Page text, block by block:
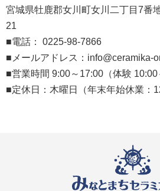
宮城県牡鹿郡女川町女川二丁目7番
21
■電話： 0225-98-7866
■メールアドレス：info@ceramika-
■営業時間 9:00～17:00（体験 10:00
■定休日：木曜日（年末年始休業：